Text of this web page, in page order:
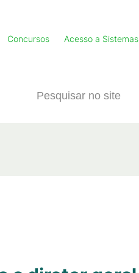
Concursos Acesso a Sistemas